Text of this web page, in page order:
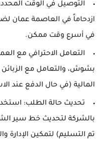
التوصيل في الوقت
ازدحاماً في العاصمة عمان
في أسرع وقت ممكن.
التعامل الاحترافي مع
بشوش، والتعامل مع
المالية (في حال الدفع عند
تحديث حالة الطلب:
بالشركة لتحديث خط سير
تم التسليم) لتمكين الإدارة